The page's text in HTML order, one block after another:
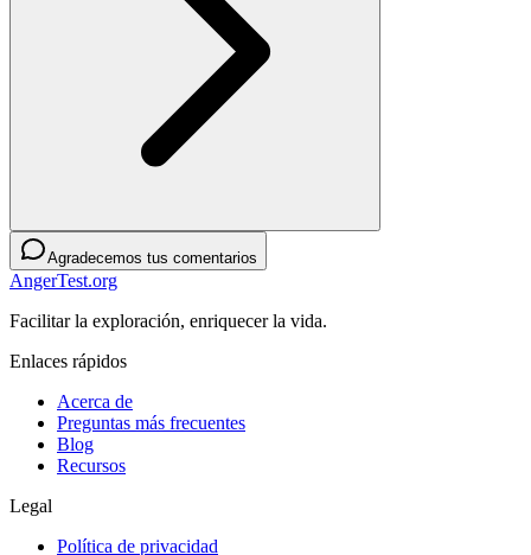
Agradecemos tus comentarios
AngerTest.org
Facilitar la exploración, enriquecer la vida.
Enlaces rápidos
Acerca de
Preguntas más frecuentes
Blog
Recursos
Legal
Política de privacidad